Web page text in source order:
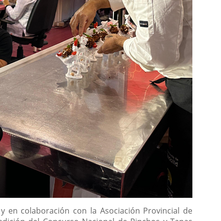
en colaboración con la Asociación Provincial de